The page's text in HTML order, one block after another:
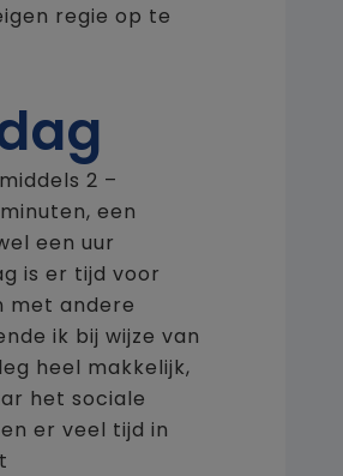
regie op te
2 –
een
een uur
is er tijd voor
met andere
ik bij wijze van
heel makkelijk,
het sociale
er veel tijd in